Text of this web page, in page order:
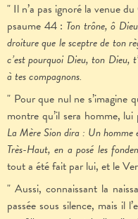
" Il n’a pas ignoré la venue
psaume 44 : Ton trône, ô
droiture que le sceptre de ton
c’est pourquoi Dieu, ton Dieu,
à tes compagnons.
" Pour que nul ne s’imagine
montre qu’il sera homme,
La Mère Sion dira : Un homme
Très-Haut, en a posé les
tout a été fait par lui, et le
" Aussi, connaissant la
passée sous silence, mais il